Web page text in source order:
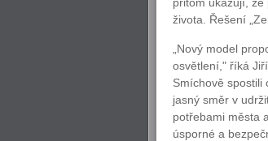
života. Řešení
„Nový model
osvětlení," říká
Smíchově spostili
jasný směr v
potřebami města
úsporné a